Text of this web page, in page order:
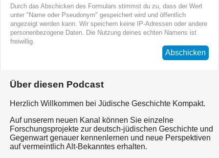
Durch das Abschicken des Formulars stimmst du zu, dass der Wert
unter "Name oder Pseudonym" gespeichert wird und öffentlich
angezeigt werden kann. Wir speichern keine IP-Adressen oder andere
personenbezogene Daten. Die Nutzung deines echten Namens ist
freiwillig.
Abschicken
Über diesen Podcast
Herzlich Willkommen bei Jüdische Geschichte Kompakt.
Auf unserem neuen Kanal können Sie einzelne
Forschungsprojekte zur deutsch-jüdischen Geschichte und
Gegenwart genauer kennenlernen und neue Perspektiven
auf vermeintlich Alt-Bekanntes erhalten.